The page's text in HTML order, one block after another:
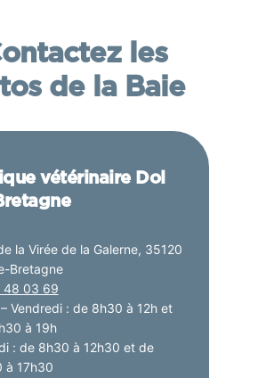
les
de la Baie
vétérinaire Dol
la Virée de la Galerne, 35120
Bretagne
48 03 69
Vendredi : de 8h30 à 12h et
à 19h
: de 8h30 à 12h30 et de
à 17h30